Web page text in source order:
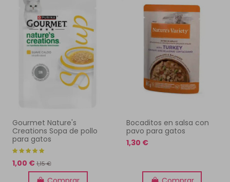
Gourmet Nature's
Creations Sopa de pollo
para gatos
1,00 €1,15 €
Bocaditos en salsa con
pavo para gatos
1,30 €